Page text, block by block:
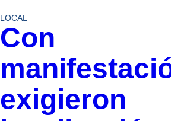
LOCAL
Con
exigieron